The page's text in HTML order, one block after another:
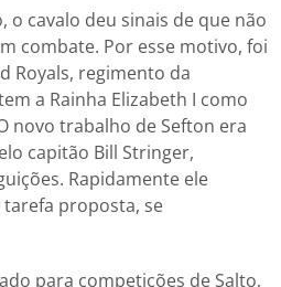
o cavalo deu sinais de que não
combate. Por esse motivo, foi
Royals, regimento da
a Rainha Elizabeth I como
novo trabalho de Sefton era
capitão Bill Stringer,
Rapidamente ele
proposta, se
para competições de Salto,